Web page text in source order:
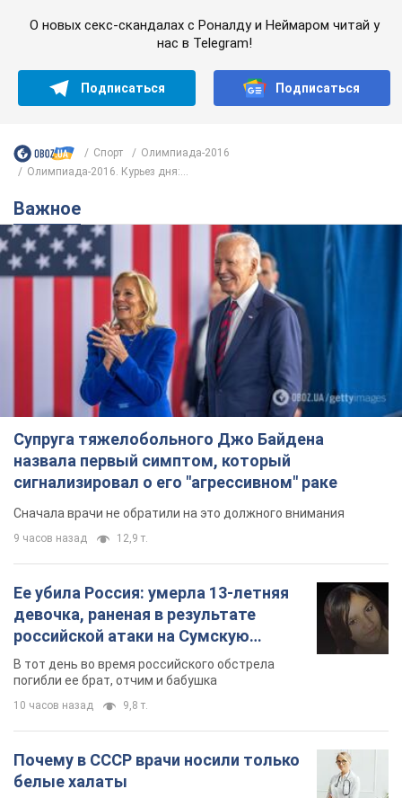
О новых секс-скандалах с Роналду и Неймаром читай у
нас в Telegram!
Подписаться Подписаться
Спорт
Олимпиада-2016
Олимпиада-2016. Курьез дня:...
Важное
Супруга тяжелобольного Джо Байдена
назвала первый симптом, который
сигнализировал о его "агрессивном" раке
Сначала врачи не обратили на это должного внимания
9 часов назад 12,9 т.
Ее убила Россия: умерла 13-летняя
девочка, раненая в результате
российской атаки на Сумскую
область. Фото
В тот день во время российского обстрела
погибли ее брат, отчим и бабушка
10 часов назад 9,8 т.
Почему в СССР врачи носили только
белые халаты